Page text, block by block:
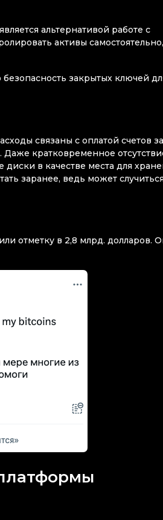
альтернативой работе с
активы
закрытых ключей
связаны с оплатой счетов за
Даже кратковременное
в качестве места для
заранее, ведь может
отметку в 2,8 млрд. долларов.